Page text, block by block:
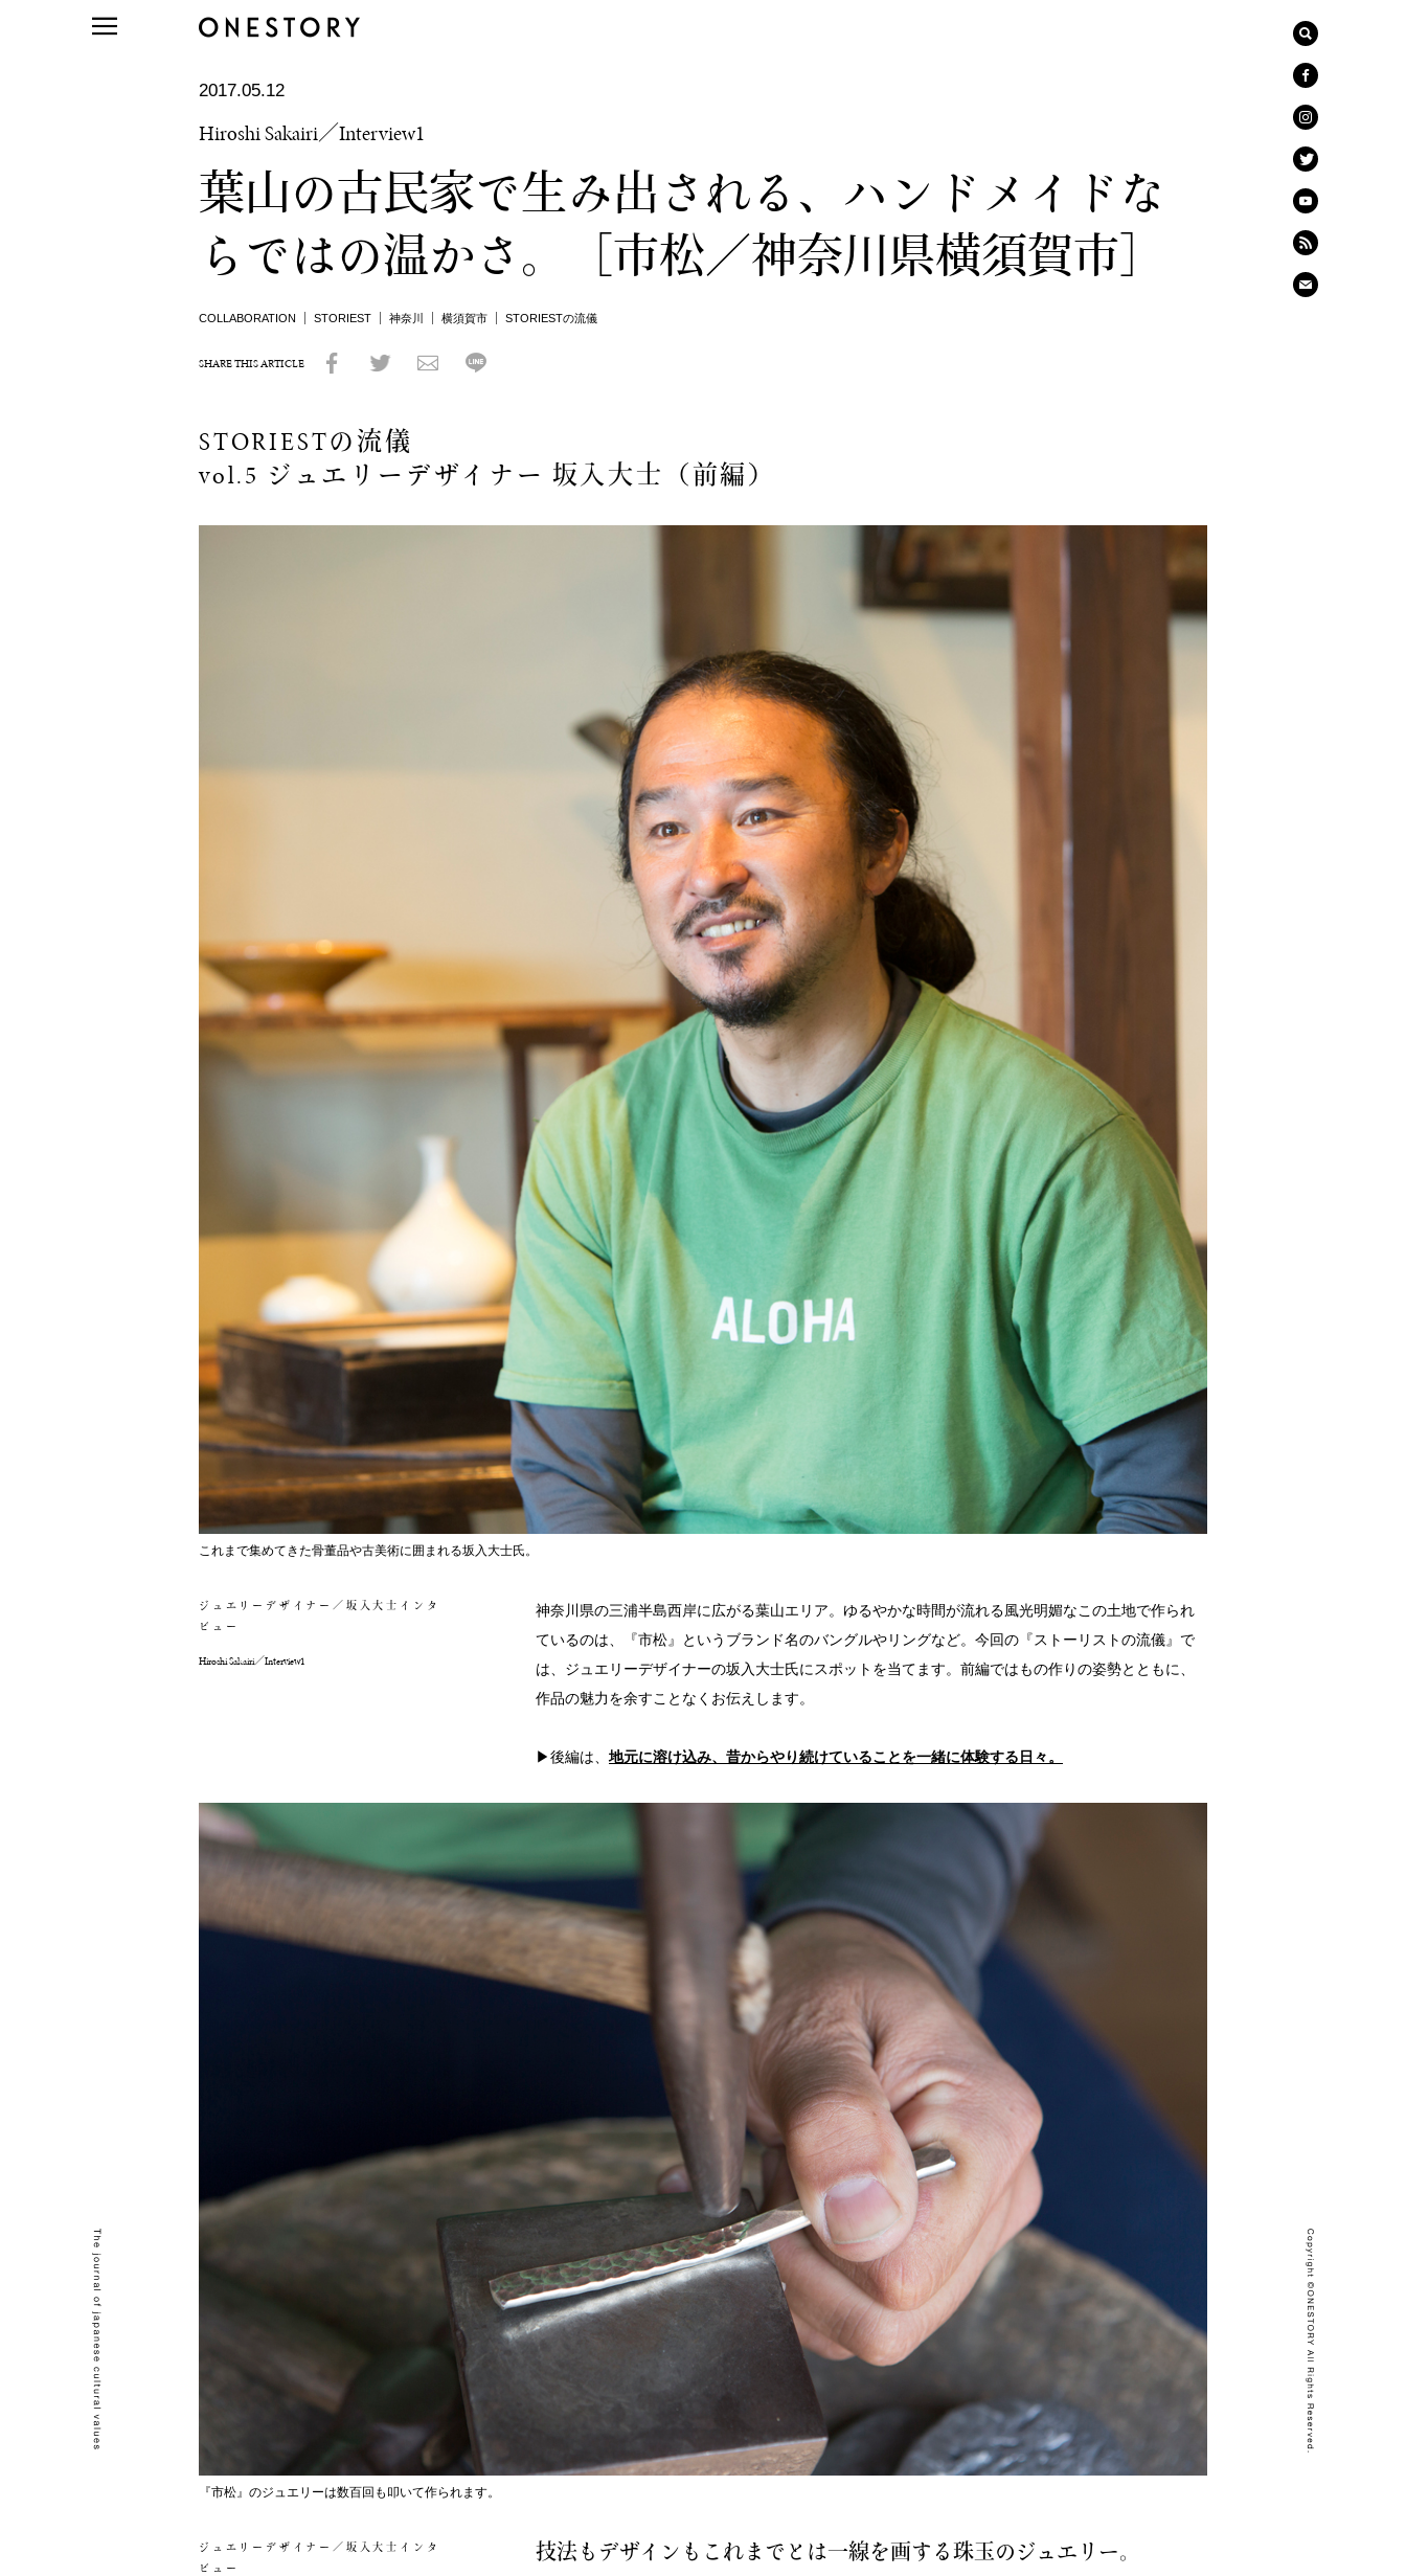
2017.05.12
Hiroshi Sakairi／Interview1
葉山の古民家で生み出される、ハンドメイドな
らではの温かさ。［市松／神奈川県横須賀市］
COLLABORATION STORIEST 神奈川 横須賀市 STORIESTの流儀
SHARE THIS ARTICLE
STORIESTの流儀
vol.5 ジュエリーデザイナー 坂入大士（前編）
これまで集めてきた骨董品や古美術に囲まれる坂入大士氏。
ジュエリーデザイナー／坂入大士インタ
ビュー
Hiroshi Sakairi／Interview1
神奈川県の三浦半島西岸に広がる葉山エリア。ゆるやかな時間が流れる風光明媚なこの土地で作られ
ているのは、『市松』というブランド名のバングルやリングなど。今回の『ストーリストの流儀』で
は、ジュエリーデザイナーの坂入大士氏にスポットを当てます。前編ではもの作りの姿勢とともに、
作品の魅力を余すことなくお伝えします。
▶後編は、 地元に溶け込み、昔からやり続けていることを一緒に体験する日々。
『市松』のジュエリーは数百回も叩いて作られます。
ジュエリーデザイナー／坂入大士インタ
ビュー
技法もデザインもこれまでとは一線を画する珠玉のジュエリー。